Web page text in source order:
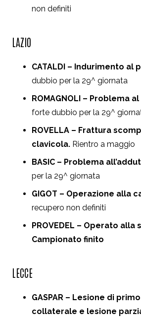
non definiti
LAZIO
CATALDI – Indurimento al
dubbio per la 29^ giornata
ROMAGNOLI – Problema
forte dubbio per la 29^
ROVELLA – Frattura
clavicola. Rientro a maggio
BASIC – Problema
per la 29^ giornata
GIGOT – Operazione alla
recupero non definiti
PROVEDEL – Operato alla
Campionato finito
LECCE
GASPAR – Lesione di
collaterale e lesione